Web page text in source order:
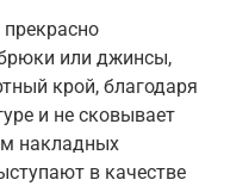
или джинсы,
крой, благодаря
и не сковывает
накладных
в качестве